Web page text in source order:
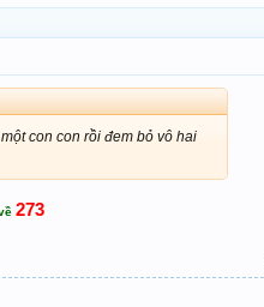
con con rồi đem bỏ vô hai
273